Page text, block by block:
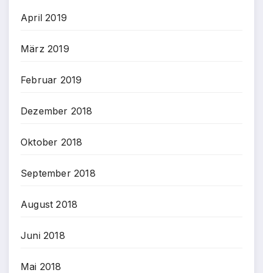
April 2019
März 2019
Februar 2019
Dezember 2018
Oktober 2018
September 2018
August 2018
Juni 2018
Mai 2018